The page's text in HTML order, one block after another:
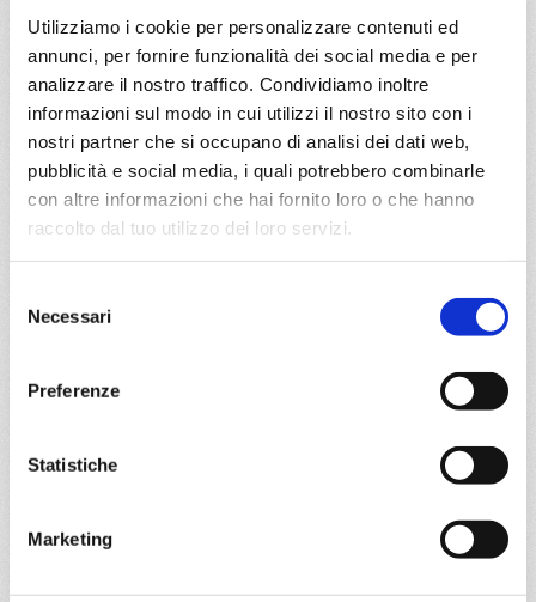
Utilizziamo i cookie per personalizzare contenuti ed
annunci, per fornire funzionalità dei social media e per
analizzare il nostro traffico. Condividiamo inoltre
informazioni sul modo in cui utilizzi il nostro sito con i
nostri partner che si occupano di analisi dei dati web,
pubblicità e social media, i quali potrebbero combinarle
con altre informazioni che hai fornito loro o che hanno
raccolto dal tuo utilizzo dei loro servizi.
delNecessari
Preferenze
Statistiche
Marketing
DETTAGLI
Mediterraneo8 giorni
daAncona conMSC Lirica